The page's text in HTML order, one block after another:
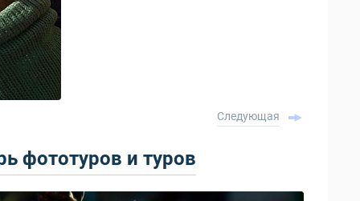
Следующая
фототуров и туров